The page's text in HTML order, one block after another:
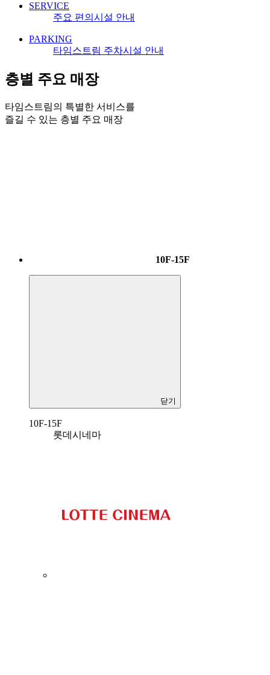
SERVICE
주요 편의시설 안내
PARKING
타임스트림 주차시설 안내
층별 주요 매장
타임스트림의 특별한 서비스를
즐길 수 있는 층별 주요 매장
10F-15F
닫기
10F-15F
롯데시네마